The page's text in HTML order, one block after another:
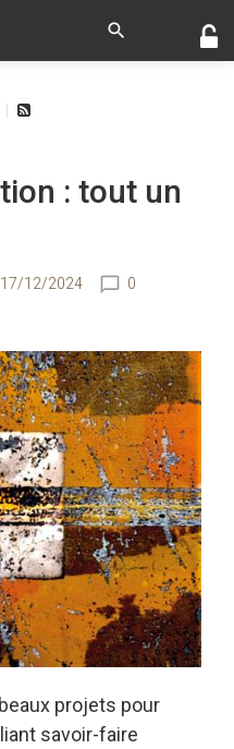
: tout un
17/12/2024 0
projets pour
savoir-faire